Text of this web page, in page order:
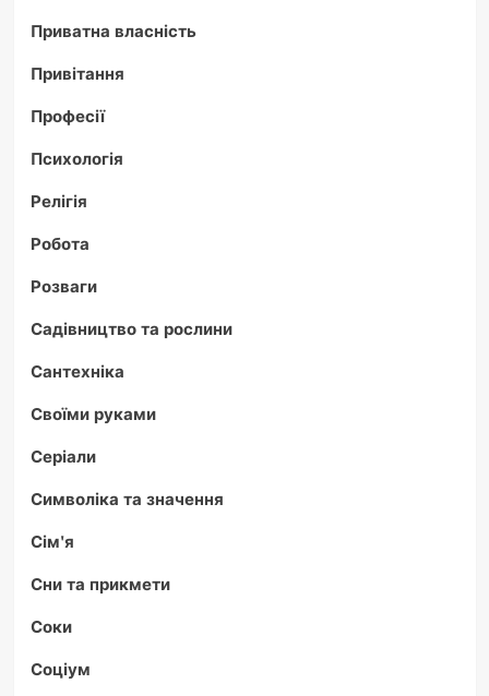
Приватна власність
Привітання
Професії
Психологія
Релігія
Робота
Розваги
Садівництво та рослини
Сантехніка
Своїми руками
Серіали
Символіка та значення
Сім'я
Сни та прикмети
Соки
Соціум